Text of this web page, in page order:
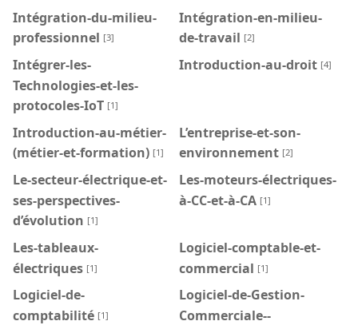
Intégration-du-milieu-
professionnel [3]
Intégration-en-milieu-
de-travail [2]
Intégrer-les-
Technologies-et-les-
protocoles-IoT [1]
Introduction-au-droit [4]
Introduction-au-métier-
(métier-et-formation) [1]
L’entreprise-et-son-
environnement [2]
Le-secteur-électrique-et-
ses-perspectives-
d’évolution [1]
Les-moteurs-électriques-
à-CC-et-à-CA [1]
Les-tableaux-
électriques [1]
Logiciel-comptable-et-
commercial [1]
Logiciel-de-
comptabilité [1]
Logiciel-de-Gestion-
Commerciale--